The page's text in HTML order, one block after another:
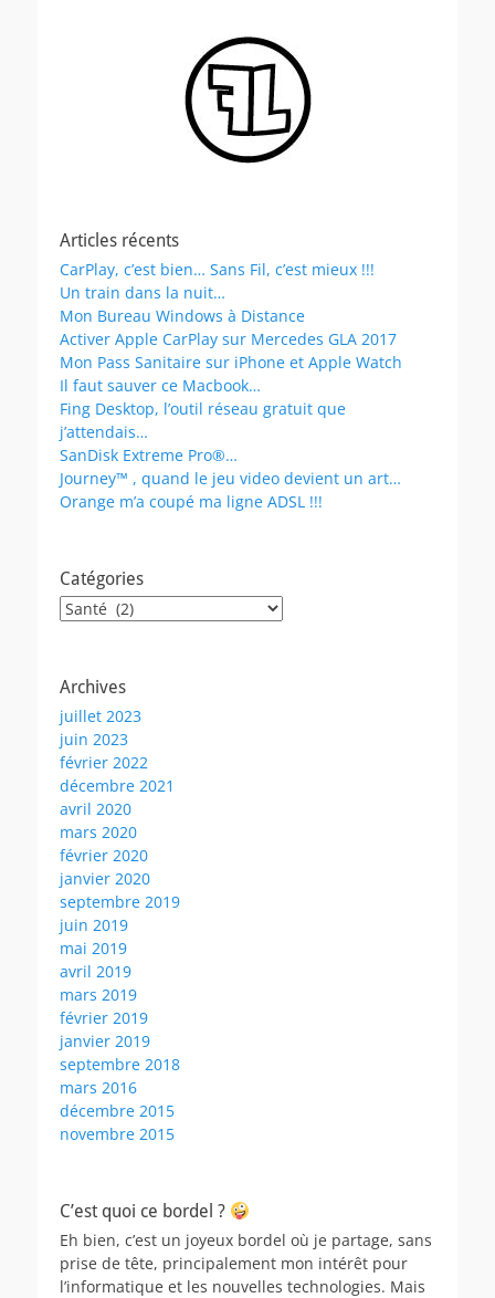
Articles récents
CarPlay, c’est bien… Sans Fil, c’est mieux !!!
Un train dans la nuit…
Mon Bureau Windows à Distance
Activer Apple CarPlay sur Mercedes GLA 2017
Mon Pass Sanitaire sur iPhone et Apple Watch
Il faut sauver ce Macbook…
Fing Desktop, l’outil réseau gratuit que
j’attendais…
SanDisk Extreme Pro®…
Journey™ , quand le jeu video devient un art…
Orange m’a coupé ma ligne ADSL !!!
Catégories
Catégories
Archives
juillet 2023
juin 2023
février 2022
décembre 2021
avril 2020
mars 2020
février 2020
janvier 2020
septembre 2019
juin 2019
mai 2019
avril 2019
mars 2019
février 2019
janvier 2019
septembre 2018
mars 2016
décembre 2015
novembre 2015
C’est quoi ce bordel ?
Eh bien, c’est un joyeux bordel où je partage, sans
prise de tête, principalement mon intérêt pour
l’informatique et les nouvelles technologies. Mais